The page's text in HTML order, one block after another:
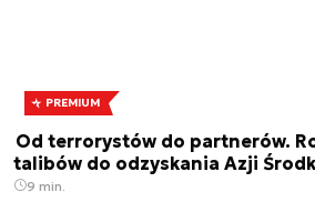
PREMIUM
Od terrorystów do partnerów.
talibów do odzyskania Azji
9 min.